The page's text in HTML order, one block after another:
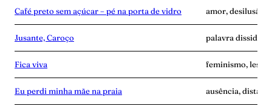
Café preto sem açúcar – pé na porta de vidro amor, desilusão,
Jusante, Caroço palavra
Fica viva feminismo,
Eu perdi minha mãe na praia ausência,